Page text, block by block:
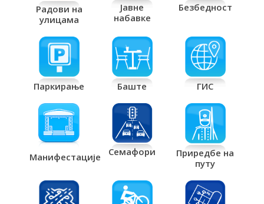
Радови на
улицама
Јавне
набавке
Безбедност
Паркирање Баште ГИС
Манифестације Семафори
Приредбе на
путу